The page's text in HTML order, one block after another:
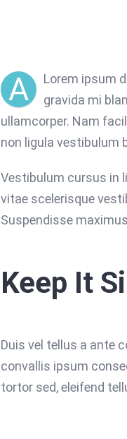
A
Lorem ipsum
gravida mi
ullamcorper. Nam
non ligula vestibulum
Vestibulum cursus in
vitae scelerisque
Suspendisse
Keep It
Duis vel tellus a ante
convallis ipsum
tortor sed, eleifend